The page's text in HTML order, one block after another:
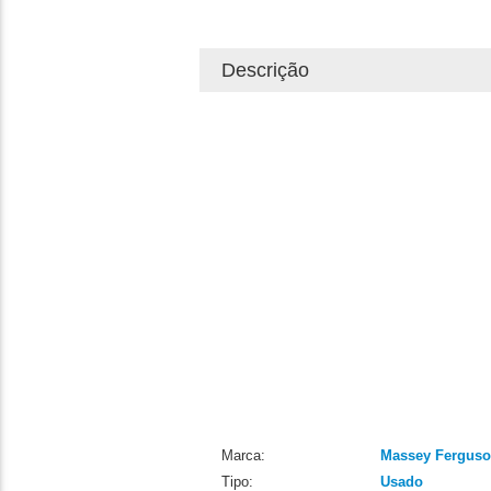
Descrição
Marca:
Massey
Tipo:
Usado